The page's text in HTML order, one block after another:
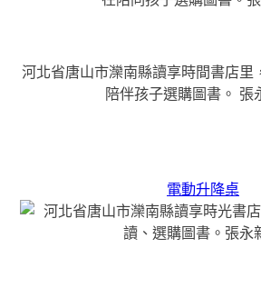
河北省唐山市灤南縣讀享時間書店里
陪伴孩子選購圖書。 張
電動升降桌